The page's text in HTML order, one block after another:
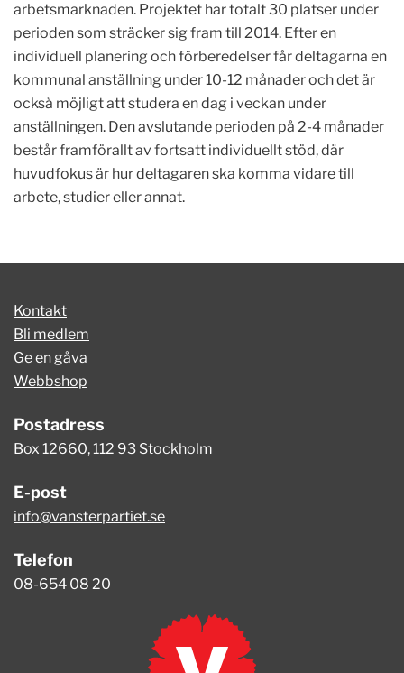
arbetsmarknaden. Projektet har totalt 30 platser under
perioden som sträcker sig fram till 2014. Efter en
individuell planering och förberedelser får deltagarna en
kommunal anställning under 10-12 månader och det är
också möjligt att studera en dag i veckan under
anställningen. Den avslutande perioden på 2-4 månader
består framförallt av fortsatt individuellt stöd, där
huvudfokus är hur deltagaren ska komma vidare till
arbete, studier eller annat.
Kontakt
Bli medlem
Ge en gåva
Webbshop
Postadress
Box 12660, 112 93 Stockholm
E-post
info@vansterpartiet.se
Telefon
08-654 08 20